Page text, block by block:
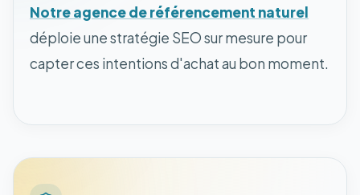
Notre agence de référencement naturel
déploie une stratégie SEO sur mesure pour
capter ces intentions d'achat au bon moment.